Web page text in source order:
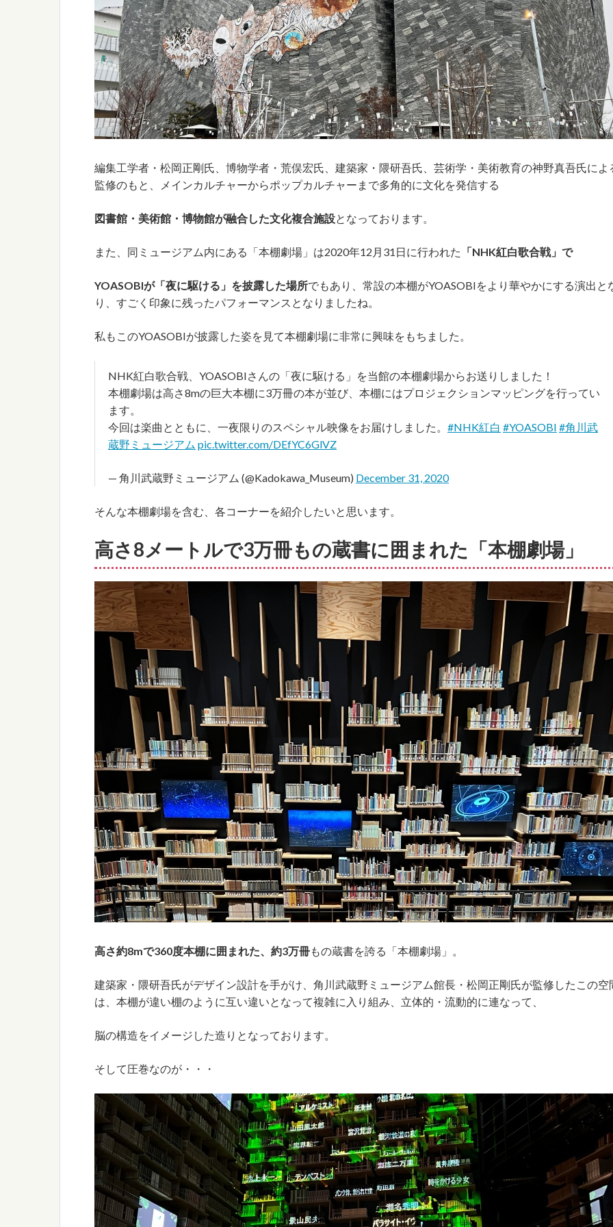
編集工学者・松岡正剛氏、博物学者・荒俣宏氏、建築家・隈研吾氏、芸術学・美術教育の神野真吾氏によ
監修のもと、メインカルチャーからポップカルチャーまで多角的に文化を発信する
図書館・美術館・博物館が融合した文化複合施設となっております。
また、同ミュージアム内にある「本棚劇場」は2020年12月31日に行われた 「NHK紅白歌合戦」で
YOASOBIが「夜に駆ける」を披露した場所でもあり、常設の本棚がYOASOBIをより華やかにする演出と
り、すごく印象に残ったパフォーマンスとなりましたね。
私もこのYOASOBIが披露した姿を見て本棚劇場に非常に興味をもちました。
NHK紅白歌合戦、YOASOBIさんの「夜に駆ける」を当館の本棚劇場からお送りしました！
本棚劇場は高さ8mの巨大本棚に3万冊の本が並び、本棚にはプロジェクションマッピングを行ってい
ます。
今回は楽曲とともに、一夜限りのスペシャル映像をお届けしました。 #NHK紅白 #YOASOBI #角川武
蔵野ミュージアム pic.twitter.com/DEfYC6GlVZ
— 角川武蔵野ミュージアム (@Kadokawa_Museum) December 31, 2020
そんな本棚劇場を含む、各コーナーを紹介したいと思います。
高さ8メートルで3万冊もの蔵書に囲まれた「本棚劇場」
高さ約8mで360度本棚に囲まれた、約3万冊もの蔵書を誇る「本棚劇場」。
建築家・隈研吾氏がデザイン設計を手がけ、角川武蔵野ミュージアム館長・松岡正剛氏が監修したこの空
は、本棚が違い棚のように互い違いとなって複雑に入り組み、立体的・流動的に連なって、
脳の構造をイメージした造りとなっております。
そして圧巻なのが・・・